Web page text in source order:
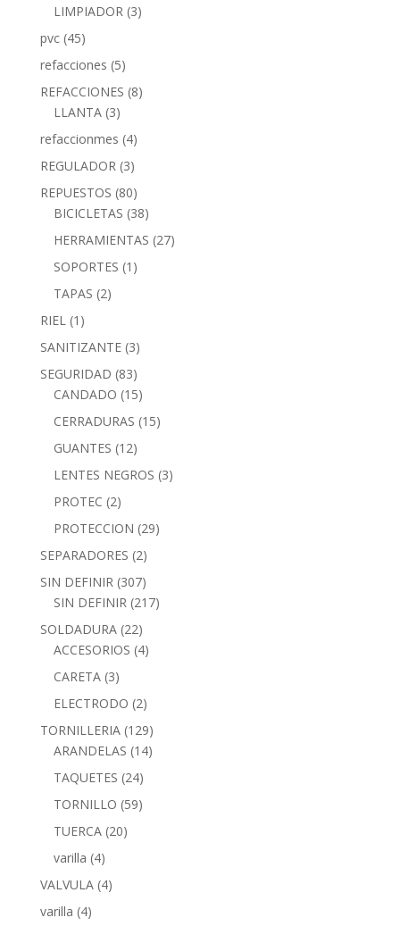
LIMPIADOR (3)
pvc (45)
refacciones (5)
REFACCIONES (8)
LLANTA (3)
refaccionmes (4)
REGULADOR (3)
REPUESTOS (80)
BICICLETAS (38)
HERRAMIENTAS (27)
SOPORTES (1)
TAPAS (2)
RIEL (1)
SANITIZANTE (3)
SEGURIDAD (83)
CANDADO (15)
CERRADURAS (15)
GUANTES (12)
LENTES NEGROS (3)
PROTEC (2)
PROTECCION (29)
SEPARADORES (2)
SIN DEFINIR (307)
SIN DEFINIR (217)
SOLDADURA (22)
ACCESORIOS (4)
CARETA (3)
ELECTRODO (2)
TORNILLERIA (129)
ARANDELAS (14)
TAQUETES (24)
TORNILLO (59)
TUERCA (20)
varilla (4)
VALVULA (4)
varilla (4)